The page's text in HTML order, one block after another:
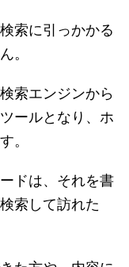
索に引っかかる
。
索エンジンから
ールとなり、ホ
。
ドは、それを書
索して訪れた